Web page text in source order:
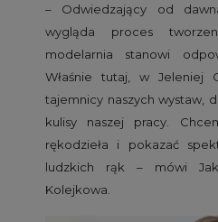
– Odwiedzający od
wygląda proces
modelarnia stanowi
Właśnie tutaj, w Jeleniej
tajemnicy naszych wystaw,
kulisy naszej pracy.
rękodzieła i pokazać
ludzkich rąk – mówi
Kolejkowa.